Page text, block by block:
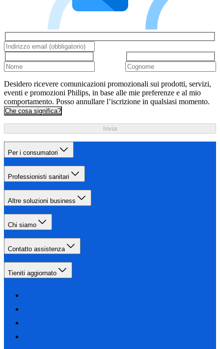
Desidero ricevere comunicazioni promozionali sui prodotti, servizi,
eventi e promozioni Philips, in base alle mie preferenze e al mio
comportamento. Posso annullare l’iscrizione in qualsiasi momento.
Che cosa significa?
Invia
Per i consumatori
Professionisti sanitari
Altre soluzioni business
Chi siamo
Contatto assistenza
Tieniti aggiornato